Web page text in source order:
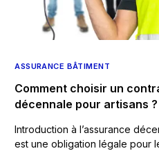
ASSURANCE BÂTIMENT
Comment choisir un
décennale pour artisans ?
Introduction à l’assurance
est une obligation légale pour